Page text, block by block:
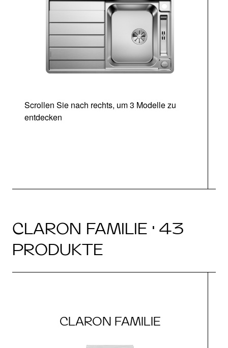
Scrollen Sie nach rechts, um 3 Modelle zu
entdecken
CLARON FAMILIE · 43
PRODUKTE
CLARON FAMILIE